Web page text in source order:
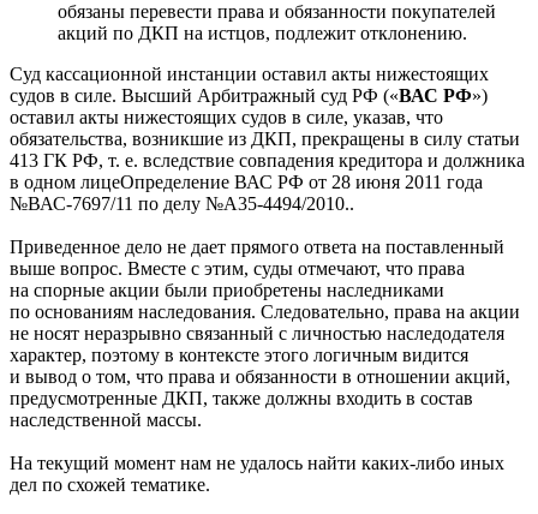
обязаны перевести права и обязанности покупателей
акций по ДКП на истцов, подлежит отклонению.
Суд кассационной инстанции оставил акты нижестоящих
судов в силе. Высший Арбитражный суд РФ («ВАС РФ»)
оставил акты нижестоящих судов в силе, указав, что
обязательства, возникшие из ДКП, прекращены в силу статьи
413 ГК РФ, т. е. вследствие совпадения кредитора и должника
в одном лицеОпределение ВАС РФ от 28 июня 2011 года
№ВАС-7697/11 по делу №А35-4494/2010..
Приведенное дело не дает прямого ответа на поставленный
выше вопрос. Вместе с этим, суды отмечают, что права
на спорные акции были приобретены наследниками
по основаниям наследования. Следовательно, права на акции
не носят неразрывно связанный с личностью наследодателя
характер, поэтому в контексте этого логичным видится
и вывод о том, что права и обязанности в отношении акций,
предусмотренные ДКП, также должны входить в состав
наследственной массы.
На текущий момент нам не удалось найти каких-либо иных
дел по схожей тематике.